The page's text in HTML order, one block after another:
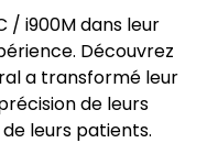
/ i900M dans leur
Découvrez
a transformé leur
de leurs
leurs patients.